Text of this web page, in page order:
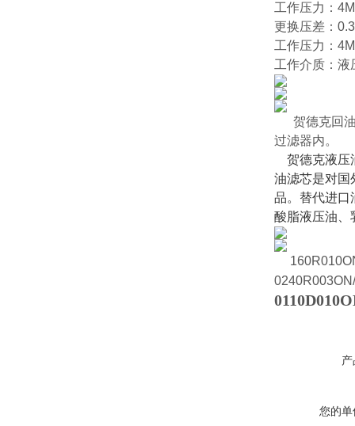
工作压力：
更换压差：
工作压力：
工作介质：液
贺德克回
过滤器内。
贺德克液压
油滤芯是对国
品。替代进
酸脂液压油
您的